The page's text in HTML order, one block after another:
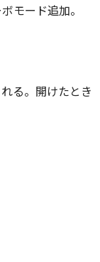
モード追加。
る。開けたとき